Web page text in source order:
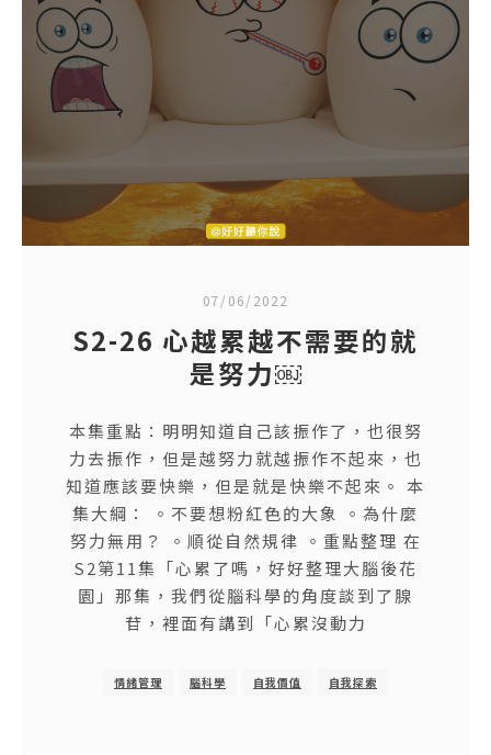
07/06/2022
S2-26 心越累越不需要的就
是努力￼
本集重點：明明知道自己該振作了，也很努
力去振作，但是越努力就越振作不起來，也
知道應該要快樂，但是就是快樂不起來。 本
集大綱： 。不要想粉紅色的大象 。為什麼
努力無用？ 。順從自然規律 。重點整理 在
S2第11集「心累了嗎，好好整理大腦後花
園」那集，我們從腦科學的角度談到了腺
苷，裡面有講到「心累沒動力
情緒管理 腦科學 自我價值 自我探索